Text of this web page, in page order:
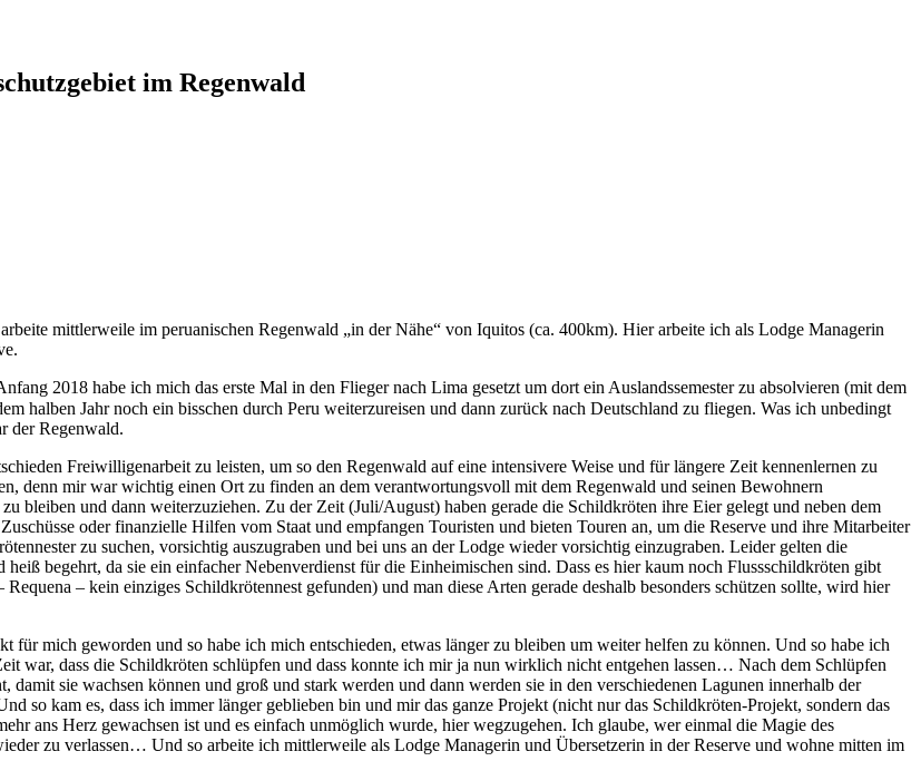
im Regenwald
mittlerweile im peruanischen Regenwald „in der Nähe“ von Iquitos (ca. 400km). Hier arbeite ich als Lodge Managerin
2018 habe ich mich das erste Mal in den Flieger nach Lima gesetzt um dort ein Auslandssemester zu absolvieren (mit dem
halben Jahr noch ein bisschen durch Peru weiterzureisen und dann zurück nach Deutschland zu fliegen. Was ich unbedingt
der Regenwald.
Freiwilligenarbeit zu leisten, um so den Regenwald auf eine intensivere Weise und für längere Zeit kennenlernen zu
denn mir war wichtig einen Ort zu finden an dem verantwortungsvoll mit dem Regenwald und seinen Bewohnern
bleiben und dann weiterzuziehen. Zu der Zeit (Juli/August) haben gerade die Schildkröten ihre Eier gelegt und neben dem
oder finanzielle Hilfen vom Staat und empfangen Touristen und bieten Touren an, um die Reserve und ihre Mitarbeiter
zu suchen, vorsichtig auszugraben und bei uns an der Lodge wieder vorsichtig einzugraben. Leider gelten die
begehrt, da sie ein einfacher Nebenverdienst für die Einheimischen sind. Dass es hier kaum noch Flussschildkröten gibt
– kein einziges Schildkrötennest gefunden) und man diese Arten gerade deshalb besonders schützen sollte, wird hier
für mich geworden und so habe ich mich entschieden, etwas länger zu bleiben um weiter helfen zu können. Und so habe ich
war, dass die Schildkröten schlüpfen und dass konnte ich mir ja nun wirklich nicht entgehen lassen… Nach dem Schlüpfen
sie wachsen können und groß und stark werden und dann werden sie in den verschiedenen Lagunen innerhalb der
so kam es, dass ich immer länger geblieben bin und mir das ganze Projekt (nicht nur das Schildkröten-Projekt, sondern das
ans Herz gewachsen ist und es einfach unmöglich wurde, hier wegzugehen. Ich glaube, wer einmal die Magie des
zu verlassen… Und so arbeite ich mittlerweile als Lodge Managerin und Übersetzerin in der Reserve und wohne mitten im